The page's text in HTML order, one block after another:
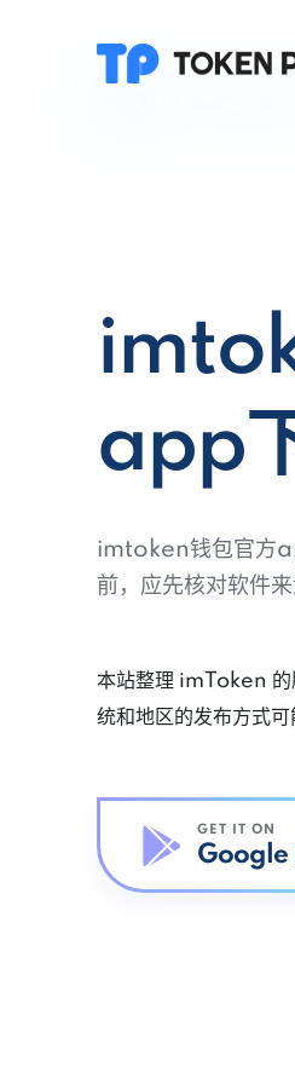
app
imtoken钱包官方
前，应先核对软件
本站整理 imToken 的
统和地区的发布方式可
GET IT ON
Google